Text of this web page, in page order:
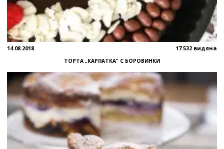
14.08.2018 17 532 видяна
ТОРТА „КАРПАТКА“ С БОРОВИНКИ